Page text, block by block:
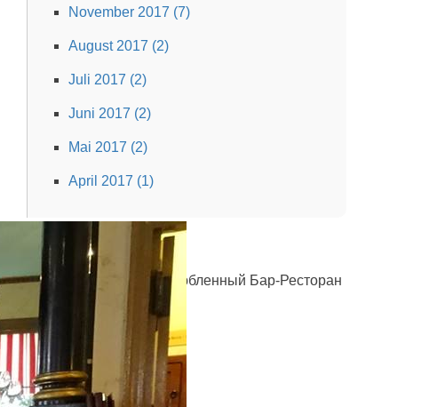
November 2017 (7)
August 2017 (2)
Juli 2017 (2)
Juni 2017 (2)
Mai 2017 (2)
April 2017 (1)
«Эль-Флоридита» - излюбленный Бар-Ресторан
Хемингуэя